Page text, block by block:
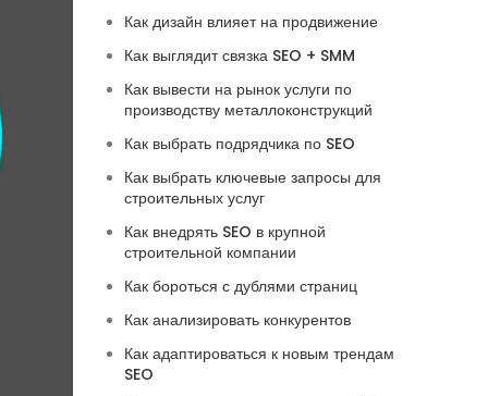
Как дизайн влияет на продвижение
Как выглядит связка SEO + SMM
Как вывести на рынок услуги по
производству металлоконструкций
Как выбрать подрядчика по SEO
Как выбрать ключевые запросы для
строительных услуг
Как внедрять SEO в крупной
строительной компании
Как бороться с дублями страниц
Как анализировать конкурентов
Как адаптироваться к новым трендам
SEO